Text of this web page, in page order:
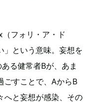
フォリ・ア・ド
」という意味。妄想を
る健常者Bが、あま
ごすことで、AからB
へと妄想が感染、その